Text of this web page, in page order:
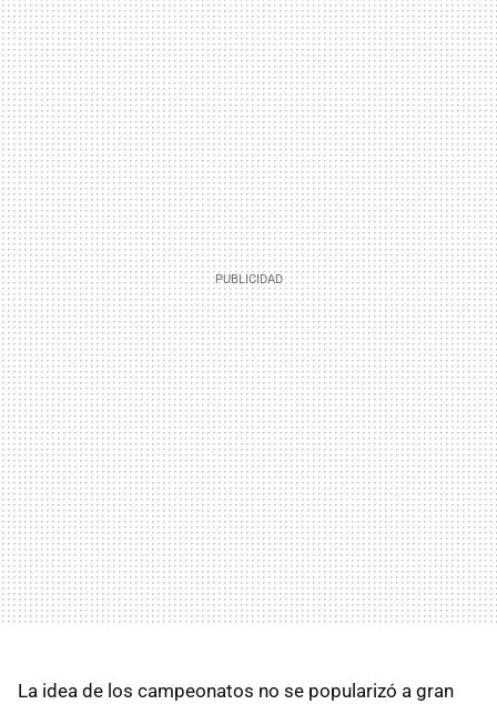
La idea de los campeonatos no se popularizó a gran